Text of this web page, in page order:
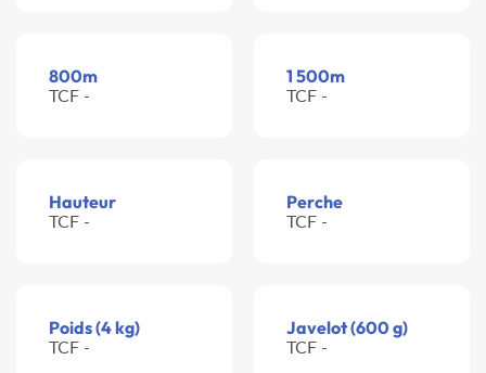
800m
TCF -
1 500m
TCF -
Hauteur
TCF -
Perche
TCF -
Poids (4 kg)
TCF -
Javelot (600 g)
TCF -